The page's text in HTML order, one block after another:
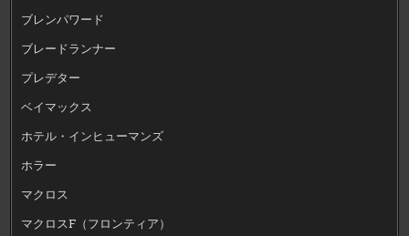
ブレンパワード
ブレードランナー
プレデター
ベイマックス
ホテル・インヒューマンズ
ホラー
マクロス
マクロスF（フロンティア）